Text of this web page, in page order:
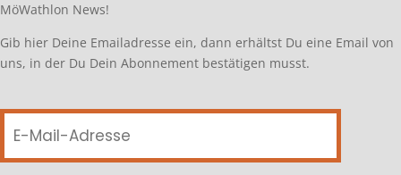
MöWathlon News!
Gib hier Deine Emailadresse ein, dann erhältst Du eine Email von
uns, in der Du Dein Abonnement bestätigen musst.
E-
Mail-
Adresse